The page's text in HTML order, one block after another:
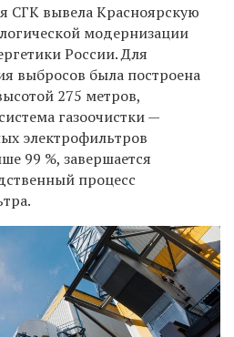
СГК вывела Красноярскую
модернизации
России. Для
выбросов была построена
275 метров,
газоочистки —
электрофильтров
99 %, завершается
процесс